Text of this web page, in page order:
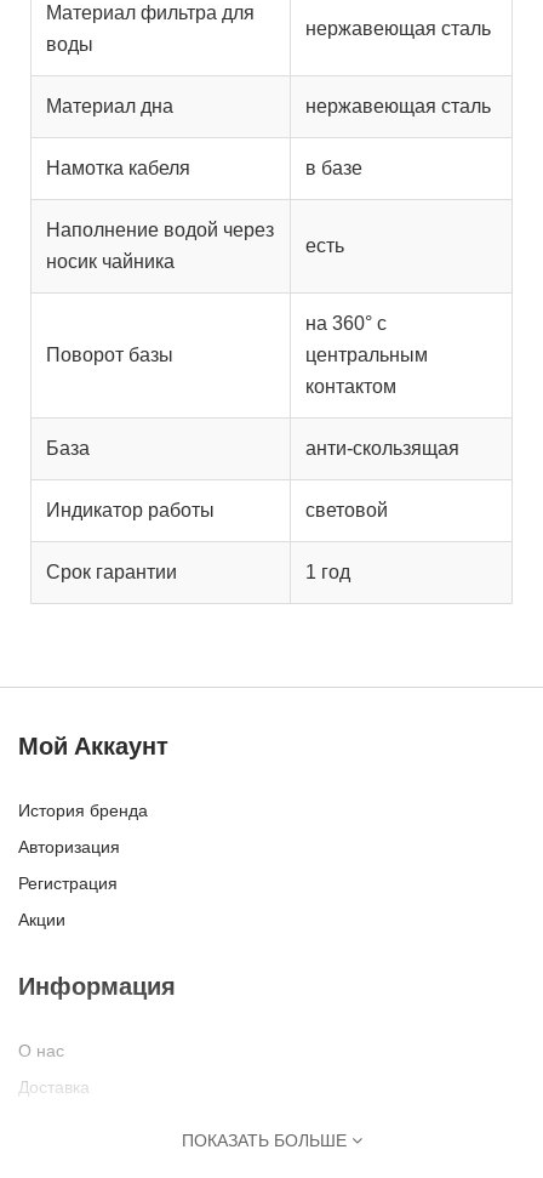
Материал фильтра для
воды
нержавеющая сталь
Материал дна нержавеющая сталь
Намотка кабеля в базе
Наполнение водой через
носик чайника
есть
Поворот базы
на 360° с
центральным
контактом
База анти-скользящая
Индикатор работы световой
Срок гарантии 1 год
Мой Аккаунт
История бренда
Авторизация
Регистрация
Акции
Информация
О нас
Доставка
ПОКАЗАТЬ БОЛЬШЕ